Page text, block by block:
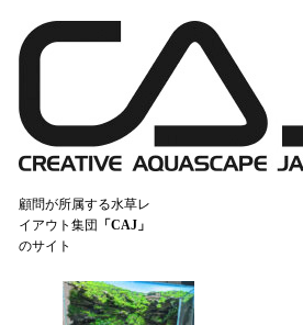
顧問が所属する水草レ
イアウト集団
「CAJ」
のサイト